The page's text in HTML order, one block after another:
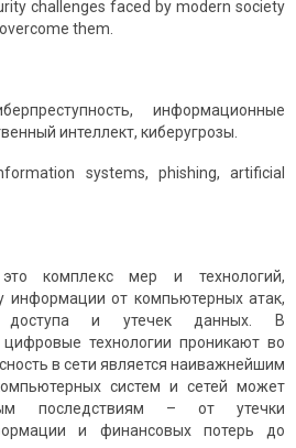
challenges faced by modern society
them.
информационные
интеллект, киберугрозы.
systems, phishing, artificial
это комплекс мер и технологий,
информации от компьютерных атак,
доступа и утечек данных. В
технологии проникают во
в сети является наиважнейшим
систем и сетей может
последствиям – от утечки
и финансовых потерь до